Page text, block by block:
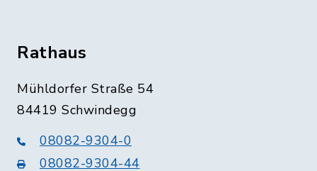
Rathaus
Mühldorfer Straße 54
84419 Schwindegg
08082-9304-0
08082-9304-44